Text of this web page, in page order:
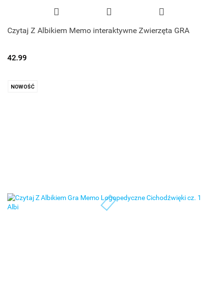
Czytaj Z Albikiem Memo interaktywne Zwierzęta GRA
42.99
NOWOŚĆ